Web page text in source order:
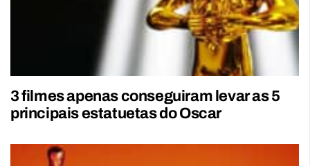
3 filmes apenas conseguiram levar as 5
principais estatuetas do Oscar